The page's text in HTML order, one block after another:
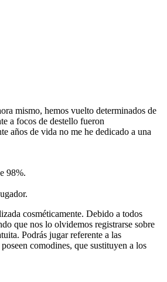
mismo, hemos vuelto determinados de
a focos de destello fueron
años de vida no me he dedicado a una
98%.
cosméticamente. Debido a todos
que nos lo olvidemos registrarse sobre
Podrás jugar referente a las
comodines, que sustituyen a los